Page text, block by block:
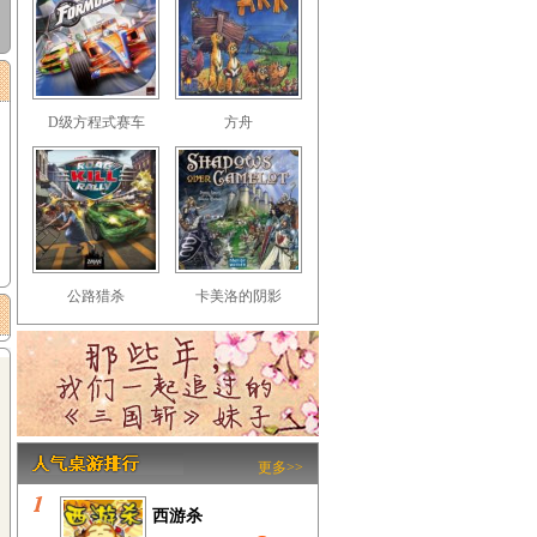
D级方程式赛车 方舟
公路猎杀 卡美洛的阴影
更多>>
西游杀